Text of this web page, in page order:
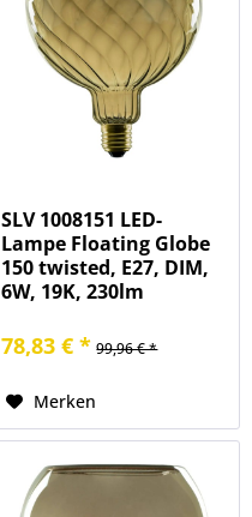
SLV 1008151 LED-
Lampe Floating Globe
150 twisted, E27, DIM,
6W, 19K, 230lm
78,83 € * 99,96 € *
Merken